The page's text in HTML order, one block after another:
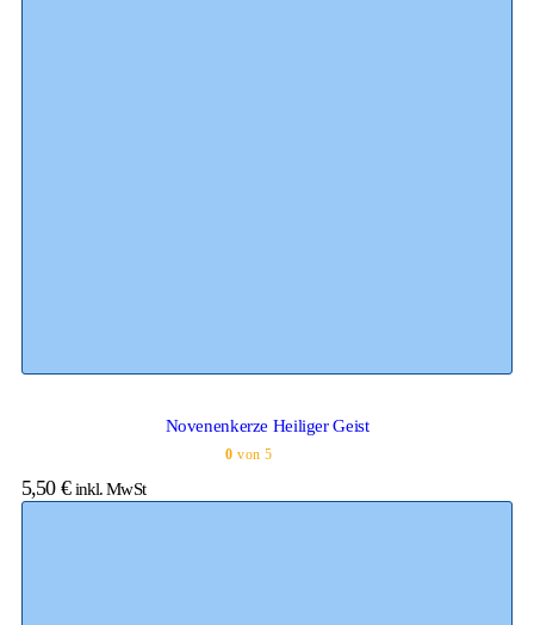
Novenenkerze Heiliger Geist
0 von 5
5,50 € inkl. MwSt